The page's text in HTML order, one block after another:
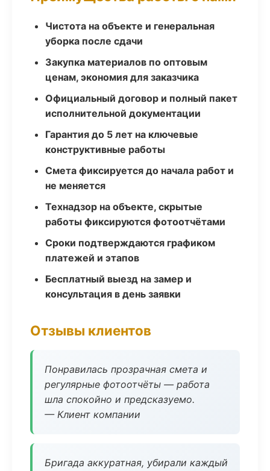
Чистота на объекте и генеральная
уборка после сдачи
Закупка материалов по оптовым
ценам, экономия для заказчика
Официальный договор и полный пакет
исполнительной документации
Гарантия до 5 лет на ключевые
конструктивные работы
Смета фиксируется до начала работ и
не меняется
Технадзор на объекте, скрытые
работы фиксируются фотоотчётами
Сроки подтверждаются графиком
платежей и этапов
Бесплатный выезд на замер и
консультация в день заявки
Отзывы клиентов
Понравилась прозрачная смета и
регулярные фотоотчёты — работа
шла спокойно и предсказуемо.
— Клиент компании
Бригада аккуратная, убирали каждый